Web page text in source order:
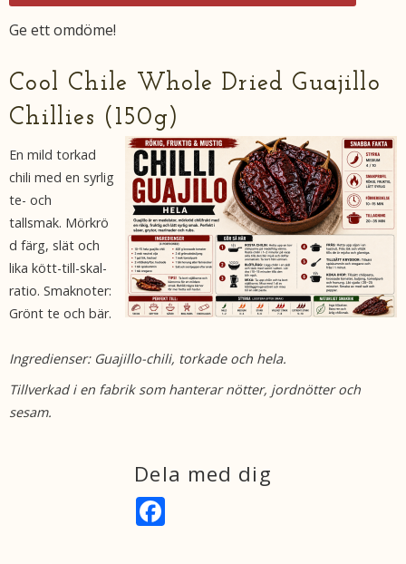
Ge ett omdöme!
Cool Chile Whole Dried Guajillo
Chillies (150g)
En mild torkad
chili med en syrlig
te- och
tallsmak. Mörkrö
d färg, slät och
lika kött-till-skal-
ratio. Smaknoter:
Grönt te och bär.
Ingredienser: Guajillo-chili, torkade och hela.
Tillverkad i en fabrik som hanterar nötter, jordnötter och
sesam.
Dela med dig